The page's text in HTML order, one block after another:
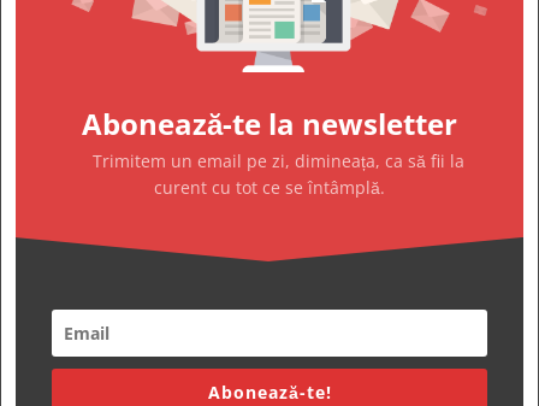
Abonează-te la newsletter
Trimitem un email pe zi, dimineața, ca să fii la
curent cu tot ce se întâmplă.
Abonează-te!